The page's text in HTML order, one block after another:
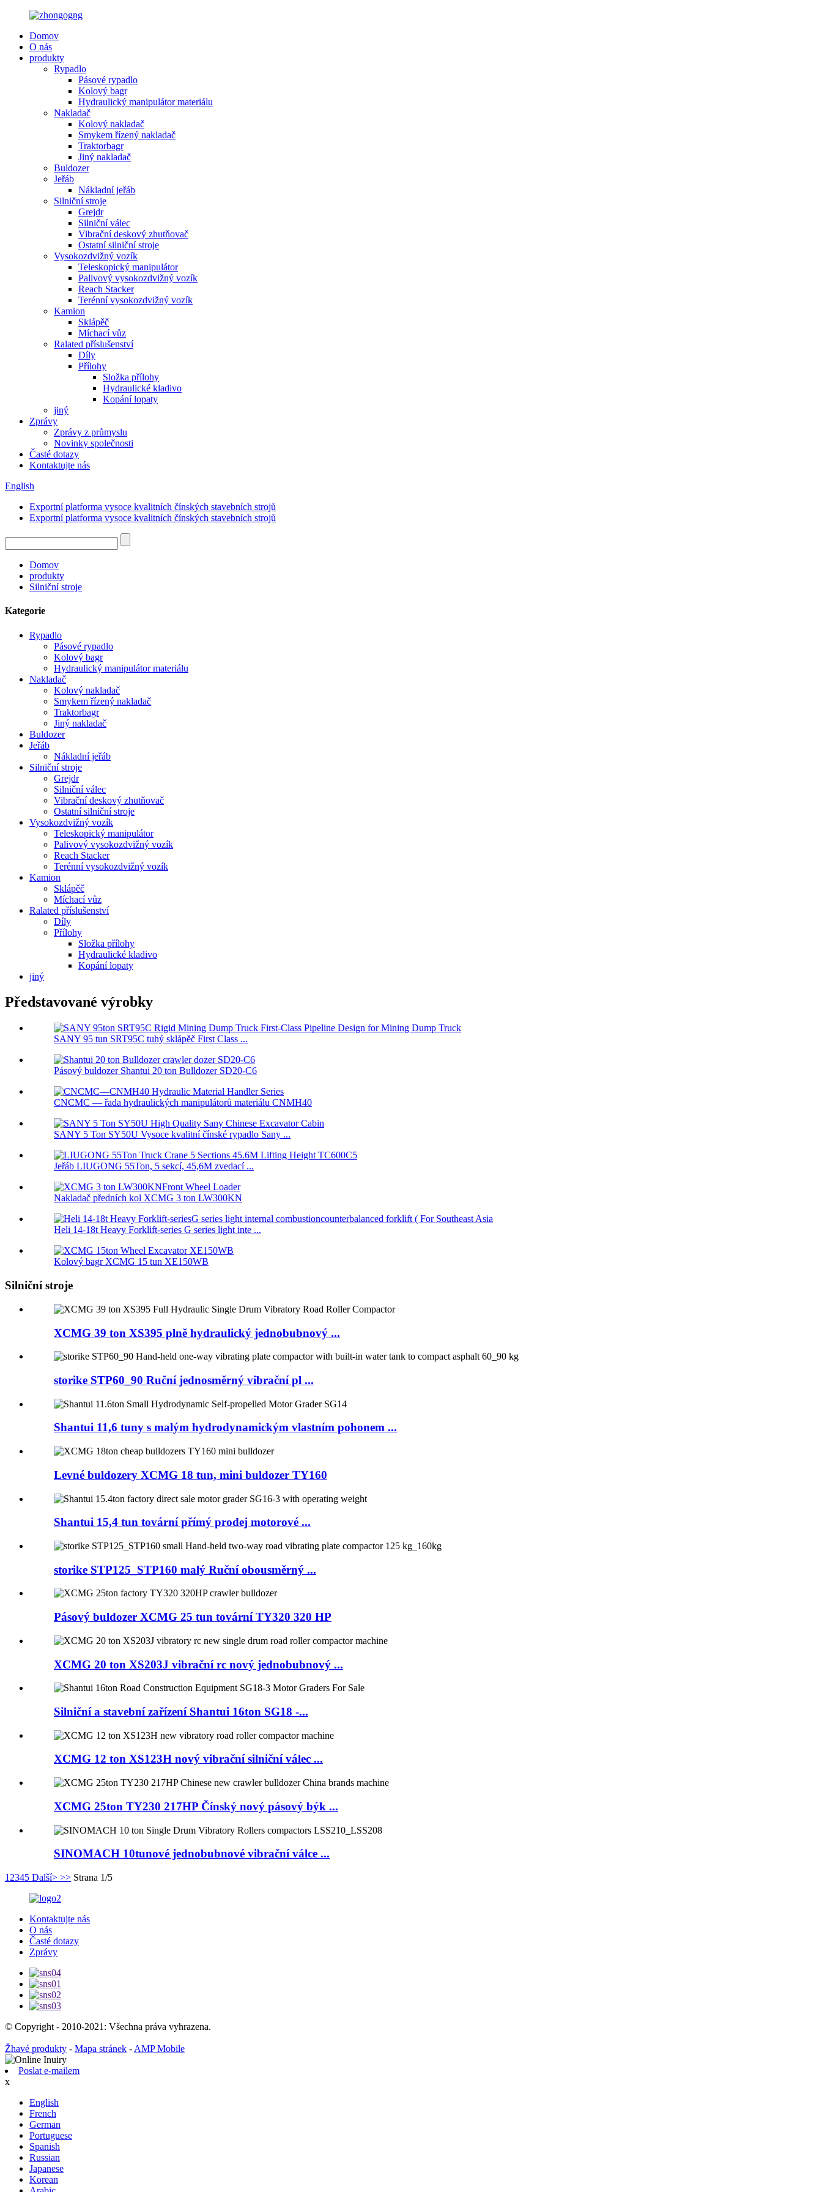
Domov
O nás
produkty
Rypadlo
Pásové rypadlo
Kolový bagr
Hydraulický manipulátor materiálu
Nakladač
Kolový nakladač
Smykem řízený nakladač
Traktorbagr
Jiný nakladač
Buldozer
Jeřáb
Nákladní jeřáb
Silniční stroje
Grejdr
Silniční válec
Vibrační deskový zhutňovač
Ostatní silniční stroje
Vysokozdvižný vozík
Teleskopický manipulátor
Palivový vysokozdvižný vozík
Reach Stacker
Terénní vysokozdvižný vozík
Kamion
Sklápěč
Míchací vůz
Ralated příslušenství
Díly
Přílohy
Složka přílohy
Hydraulické kladivo
Kopání lopaty
jiný
Zprávy
Zprávy z průmyslu
Novinky společnosti
Časté dotazy
Kontaktujte nás
English
Exportní platforma vysoce kvalitních čínských stavebních strojů
Exportní platforma vysoce kvalitních čínských stavebních strojů
Domov
produkty
Silniční stroje
Kategorie
Rypadlo
Pásové rypadlo
Kolový bagr
Hydraulický manipulátor materiálu
Nakladač
Kolový nakladač
Smykem řízený nakladač
Traktorbagr
Jiný nakladač
Buldozer
Jeřáb
Nákladní jeřáb
Silniční stroje
Grejdr
Silniční válec
Vibrační deskový zhutňovač
Ostatní silniční stroje
Vysokozdvižný vozík
Teleskopický manipulátor
Palivový vysokozdvižný vozík
Reach Stacker
Terénní vysokozdvižný vozík
Kamion
Sklápěč
Míchací vůz
Ralated příslušenství
Díly
Přílohy
Složka přílohy
Hydraulické kladivo
Kopání lopaty
jiný
Představované výrobky
SANY 95 tun SRT95C tuhý sklápěč First Class ...
Pásový buldozer Shantui 20 ton Bulldozer SD20-C6
CNCMC — řada hydraulických manipulátorů materiálu CNMH40
SANY 5 Ton SY50U Vysoce kvalitní čínské rypadlo Sany ...
Jeřáb LIUGONG 55Ton, 5 sekcí, 45,6M zvedací ...
Nakladač předních kol XCMG 3 ton LW300KN
Heli 14-18t Heavy Forklift-series G series light inte ...
Kolový bagr XCMG 15 tun XE150WB
Silniční stroje
XCMG 39 ton XS395 plně hydraulický jednobubnový ...
storike STP60_90 Ruční jednosměrný vibrační pl ...
Shantui 11,6 tuny s malým hydrodynamickým vlastním pohonem ...
Levné buldozery XCMG 18 tun, mini buldozer TY160
Shantui 15,4 tun tovární přímý prodej motorové ...
storike STP125_STP160 malý Ruční obousměrný ...
Pásový buldozer XCMG 25 tun tovární TY320 320 HP
XCMG 20 ton XS203J vibrační rc nový jednobubnový ...
Silniční a stavební zařízení Shantui 16ton SG18 -...
XCMG 12 ton XS123H nový vibrační silniční válec ...
XCMG 25ton TY230 217HP Čínský nový pásový býk ...
SINOMACH 10tunové jednobubnové vibrační válce ...
1 2345 Další> >> Strana 1/5
Kontaktujte nás
O nás
Časté dotazy
Zprávy
© Copyright - 2010-2021: Všechna práva vyhrazena.
Žhavé produkty - Mapa stránek - AMP Mobile
Poslat e-mailem
x
English
French
German
Portuguese
Spanish
Russian
Japanese
Korean